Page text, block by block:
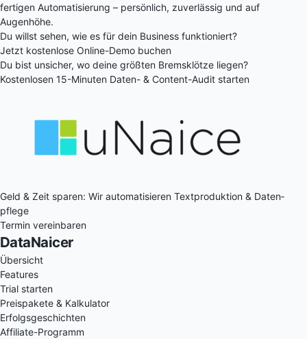
fertigen Automatisierung – persönlich, zuverlässig und auf
Augenhöhe.
Du willst sehen, wie es für dein Business funktioniert?
Jetzt kostenlose Online-Demo buchen
Du bist unsicher, wo deine größten Bremsklötze liegen?
Kostenlosen 15-Minuten Daten- & Content-Audit starten
Geld & Zeit sparen: Wir auto­matisieren Text­produktion & Daten­
pflege
Termin vereinbaren
DataNaicer
Übersicht
Features
Trial starten
Preispakete & Kalkulator
Erfolgsgeschichten
Affiliate-Programm